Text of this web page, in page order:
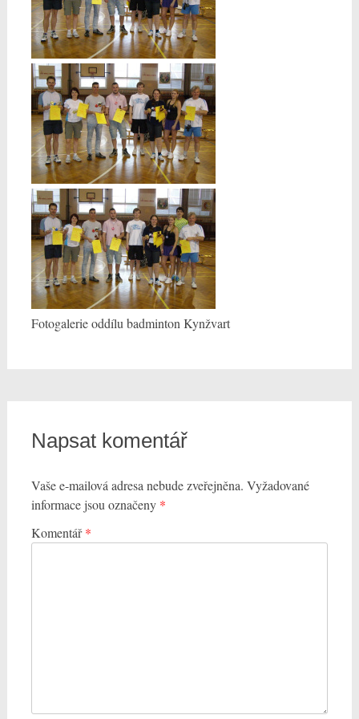
Fotogalerie oddílu badminton Kynžvart
Napsat komentář
Vaše e-mailová adresa nebude zveřejněna. Vyžadované
informace jsou označeny *
Komentář*